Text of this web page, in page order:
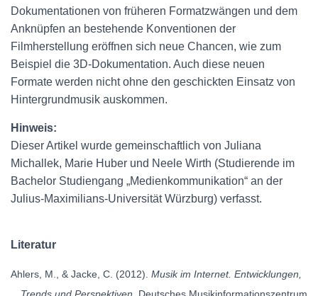
Dokumentationen von früheren Formatzwängen und dem
Anknüpfen an bestehende Konventionen der
Filmherstellung eröffnen sich neue Chancen, wie zum
Beispiel die 3D-Dokumentation. Auch diese neuen
Formate werden nicht ohne den geschickten Einsatz von
Hintergrundmusik auskommen.
Hinweis:
Dieser Artikel wurde gemeinschaftlich von Juliana
Michallek, Marie Huber und Neele Wirth (Studierende im
Bachelor Studiengang „Medienkommunikation“ an der
Julius-Maximilians-Universität Würzburg) verfasst.
Literatur
Ahlers, M., & Jacke, C. (2012). Musik im Internet. Entwicklungen,